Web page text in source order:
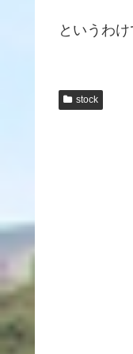
というわ
stock